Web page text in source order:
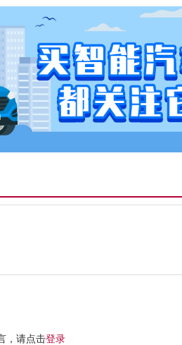
，请点击登录